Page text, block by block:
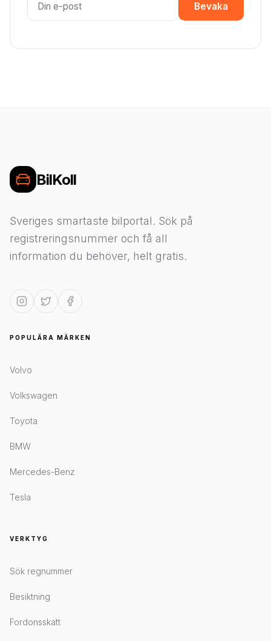
Bevaka
BilKoll
Sveriges smartaste bilportal. Sök på
registreringsnummer och få all
information du behöver, helt gratis.
POPULÄRA MÄRKEN
Volvo
Volkswagen
Toyota
BMW
Mercedes-Benz
Tesla
VERKTYG
Sök regnummer
Besiktning
Fordonsskatt